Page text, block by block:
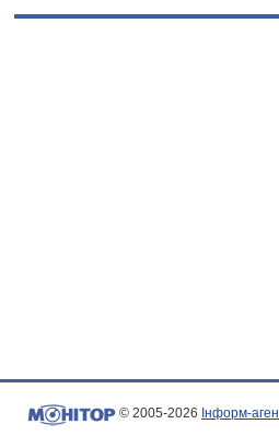
© 2005-2026 Інформ-